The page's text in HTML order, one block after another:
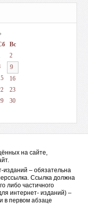
Вс
2
9
16
23
30
на сайте,
изданий – обязательна
Ссылка должна
либо частичного
интернет- изданий) –
в первом абзаце